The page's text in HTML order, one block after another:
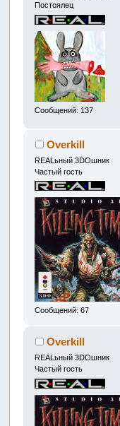
Постоялец
Сообщений: 137
Overkill
REALьный 3DOшник
Частый гость
Сообщений: 67
Overkill
REALьный 3DOшник
Частый гость